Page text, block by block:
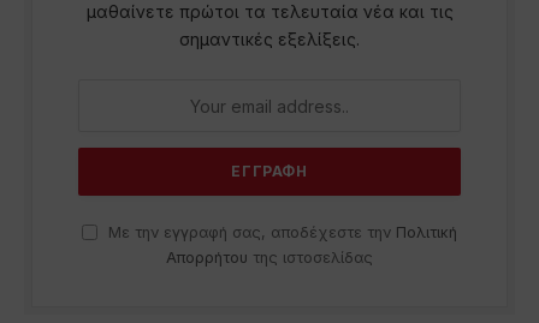
μαθαίνετε πρώτοι τα τελευταία νέα και τις
σημαντικές εξελίξεις.
Με την εγγραφή σας, αποδέχεστε την Πολιτική
Απορρήτου της ιστοσελίδας